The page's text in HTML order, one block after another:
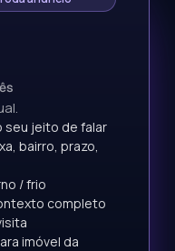
seu jeito de falar
bairro, prazo,
/ frio
completo
imóvel da